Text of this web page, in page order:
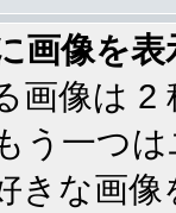
画像を
画像は
う一つ
きな画